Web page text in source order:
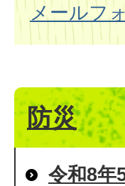
メールフ
防災
令和8年